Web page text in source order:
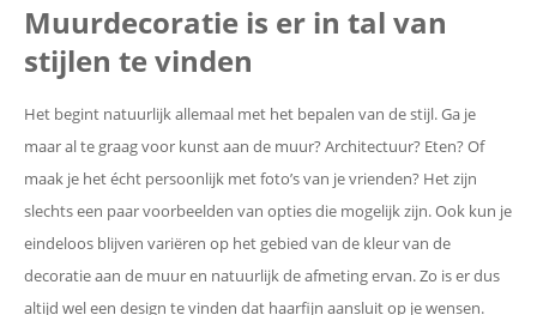
Muurdecoratie is er in tal van
stijlen te vinden
Het begint natuurlijk allemaal met het bepalen van de stijl. Ga je
maar al te graag voor kunst aan de muur? Architectuur? Eten? Of
maak je het écht persoonlijk met foto’s van je vrienden? Het zijn
slechts een paar voorbeelden van opties die mogelijk zijn. Ook kun je
eindeloos blijven variëren op het gebied van de kleur van de
decoratie aan de muur en natuurlijk de afmeting ervan. Zo is er dus
altijd wel een design te vinden dat haarfijn aansluit op je wensen.